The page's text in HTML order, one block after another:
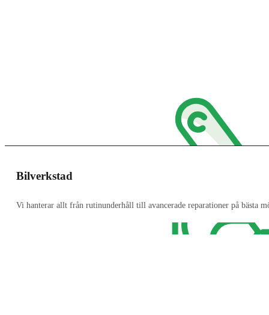
Bilverkstad
Vi hanterar allt från rutinunderhåll till avancerade reparationer på bästa